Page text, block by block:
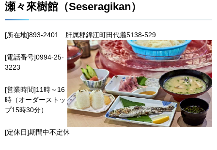
瀬々來樹館（Seseragikan）
[所在地]893-2401 肝属郡錦江町田代麓5138-529
[電話番号]0994-25-
3223
[営業時間]11時～16
時（オーダーストッ
プ15時30分）
[定休日]期間中不定休